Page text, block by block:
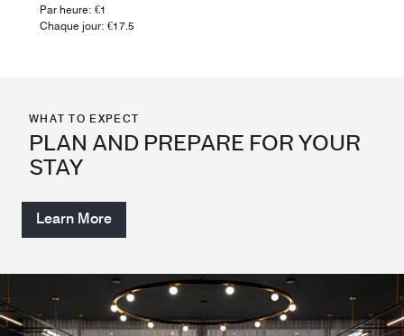
Par heure: €1
Chaque jour: €17.5
WHAT TO EXPECT
PLAN AND PREPARE FOR YOUR
STAY
Learn More